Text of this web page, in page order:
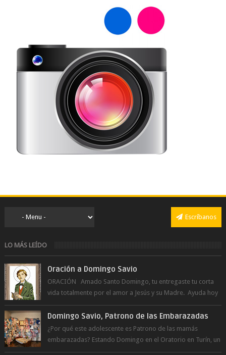
Escríbanos
LO MÁS LEÍDO
Oración a Domingo Savio
ORACIÓN Amado Santo Domingo, tu entregaste tu corta
vida totalmente por el amor a Jesús y su Madre. Ayuda hoy
a la juventud para ...
Domingo Savio, Patrono de las Embarazadas
¿Por qué este adolescente es Patrono de las mamás
embarazadas? Estando Domingo en el Oratorio en Turín, un
día le pide a Don Bosco...